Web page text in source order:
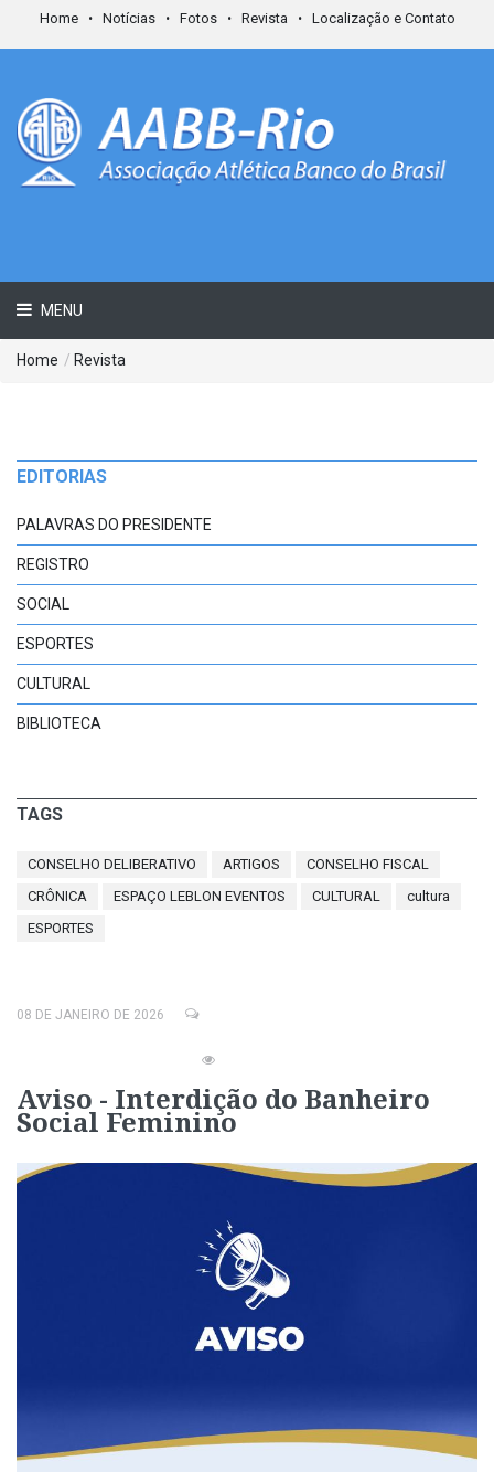
Home Notícias Fotos Revista Localização e Contato
MENU
Home / Revista
EDITORIAS
PALAVRAS DO PRESIDENTE
REGISTRO
SOCIAL
ESPORTES
CULTURAL
BIBLIOTECA
TAGS
CONSELHO DELIBERATIVO ARTIGOS
CONSELHO FISCAL
CRÔNICA
ESPAÇO LEBLON EVENTOS CULTURAL
cultura
ESPORTES
08 DE JANEIRO DE 2026
Aviso - Interdição do Banheiro
Social Feminino